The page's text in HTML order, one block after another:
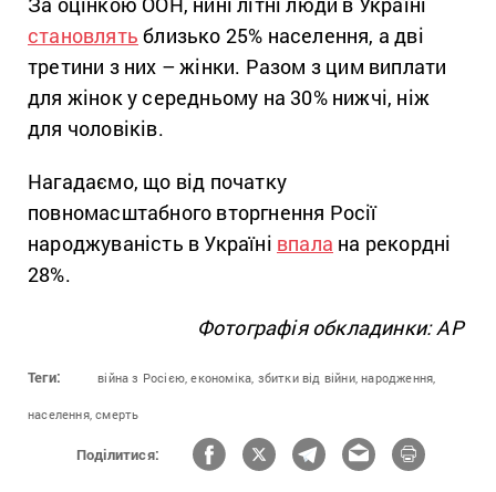
становлять близько 25% населення, а дві
третини з них – жінки. Разом з цим виплати
для жінок у середньому на 30% нижчі, ніж
для чоловіків.
Нагадаємо, що від початку
повномасштабного вторгнення Росії
народжуваність в Україні впала на рекордні
28%.
Фотографія обкладинки: АР
Теги: війна з Росією, економіка, збитки від війни, народження,
населення, смерть
Поділитися: